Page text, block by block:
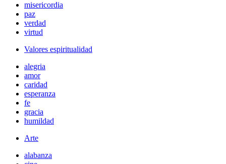
misericordia
paz
verdad
virtud
Valores espiritualidad
alegria
amor
caridad
esperanza
fe
gracia
humildad
Arte
alabanza